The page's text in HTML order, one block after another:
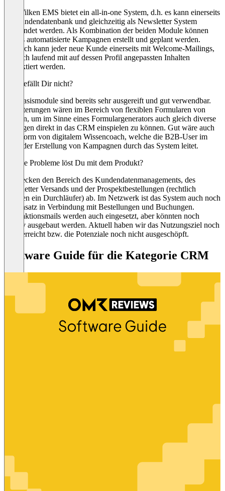
Die Wilken EMS bietet ein all-in-one System, d.h. es kann einerseits
als Kundendatenbank und gleichzeitig als Newsletter System
verwendet werden. Als Kombination der beiden Module können
daraus automatisierte Kampagnen erstellt und geplant werden.
Dadurch kann jeder neue Kunde einerseits mit Welcome-Mailings,
als auch laufend mit auf dessen Profil angepassten Inhalten
kontaktiert werden.
Was gefällt Dir nicht?
Die Basismodule sind bereits sehr ausgereift und gut verwendbar.
Erweiterungen wären im Bereich von flexiblen Formularen von
Nutzen, um im Sinne eines Formulargenerators auch gleich diverse
Abfragen direkt in das CRM einspielen zu können. Gut wäre auch
eine Form von digitalem Wissencoach, welche die B2B-User im
Zuge der Erstellung von Kampagnen durch das System leitet.
Welche Probleme löst Du mit dem Produkt?
Wir decken den Bereich des Kundendatenmanagements, des
Newsletter Versands und der Prospektbestellungen (rechtlich
gesehen ein Durchläufer) ab. Im Netzwerk ist das System auch noch
im Einsatz in Verbindung mit Bestellungen und Buchungen.
Transaktionsmails werden auch eingesetzt, aber könnten noch
massiv ausgebaut werden. Aktuell haben wir das Nutzungsziel noch
nicht erreicht bzw. die Potenziale noch nicht ausgeschöpft.
Software Guide für die Kategorie CRM